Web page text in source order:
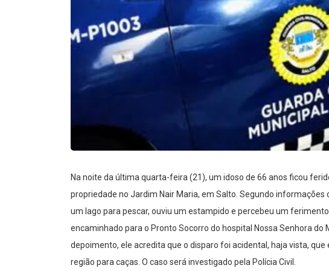
Na noite da última quarta-feira (21), um idoso de 66 anos ficou
propriedade no Jardim Nair Maria, em Salto. Segundo
um lago para pescar, ouviu um estampido e percebeu um
encaminhado para o Pronto Socorro do hospital Nossa Senhora do
depoimento, ele acredita que o disparo foi acidental, haja vista,
região para caças. O caso será investigado pela Polícia Civil.